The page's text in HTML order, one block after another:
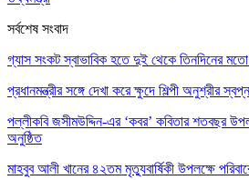
সর্বশেষ সংবাদ
গ্যাস সংকট স্বাভাবিক হতে দুই থেকে তিনদিনের মতো
প্রধানমন্ত্রীর সঙ্গে দেখা করে ক্ষুদে শিল্পী অনুশ্রীর
পল্লীকবি জসীমউদ্দিন-এর ‘কবর’ কবিতার শতবছর
অনুষ্ঠিত
মাহবুব আলী খানের ৪২তম মৃত্যুবার্ষিকী উপলক্ষে